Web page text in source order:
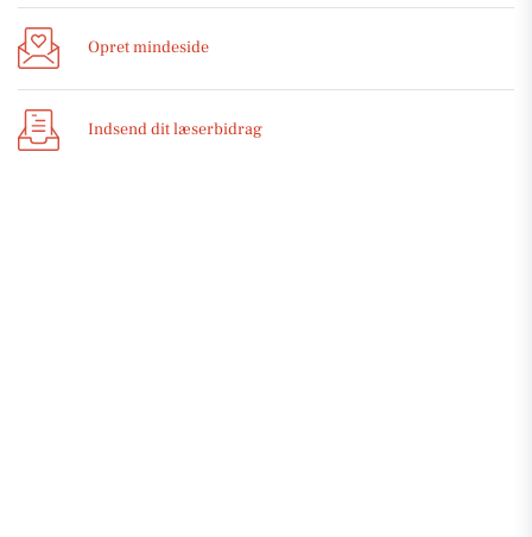
Opret mindeside
Indsend dit læserbidrag